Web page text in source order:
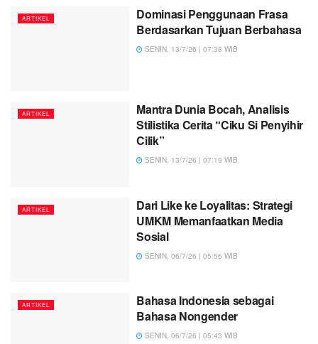
ARTIKEL
Dominasi Penggunaan Frasa
Berdasarkan Tujuan Berbahasa
SENIN, 13/7/26 | 07:38 WIB
ARTIKEL
Mantra Dunia Bocah, Analisis
Stilistika Cerita “Ciku Si Penyihir
Cilik”
SENIN, 13/7/26 | 07:19 WIB
ARTIKEL
Dari Like ke Loyalitas: Strategi
UMKM Memanfaatkan Media
Sosial
SENIN, 06/7/26 | 05:56 WIB
ARTIKEL
Bahasa Indonesia sebagai
Bahasa Nongender
SENIN, 06/7/26 | 05:43 WIB